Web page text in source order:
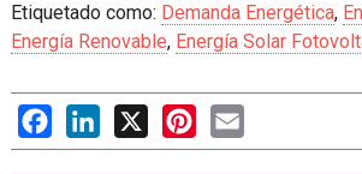
Etiquetado como: Demanda Energética,
Energía Renovable, Energía Solar
FacebookLinkedIn
X PinterestEmail